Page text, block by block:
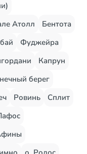
Атолл
Бентота
Фуджейра
Капрун
берег
Ровинь
Сплит